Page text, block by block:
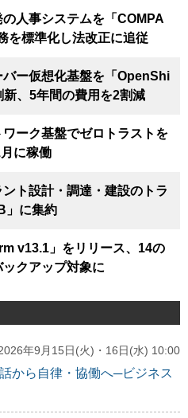
人事システムを「COMPA
を標準化し法改正に追従
ー仮想化基盤を「OpenShi
、5年間の費用を2割減
ーク基盤でゼロトラストを
に稼働
ト設計・調達・建設のトラ
」に集約
v13.1」をリリース、14の
クアップ対象に
年9月15日(火)・16日(水) 10:00
から自律・協働へ─ビジネス